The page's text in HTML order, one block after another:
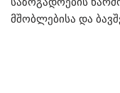
მშობლებისა და